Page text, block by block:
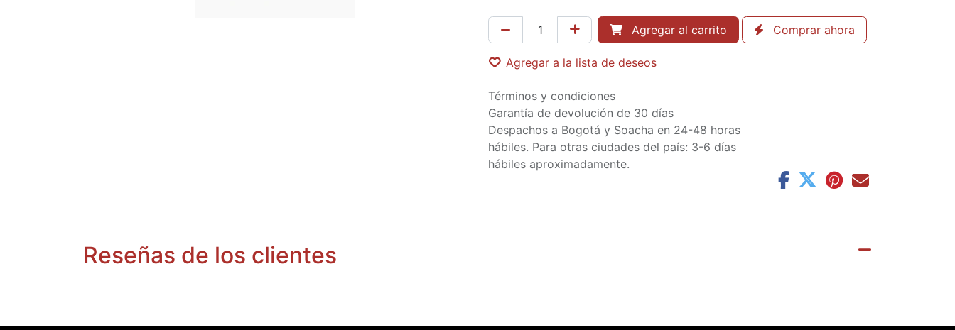
Agregar al carrito Comprar ahora
Agregar a la lista de deseos
Términos y condiciones
Garantía de devolución de 30 días
Despachos a Bogotá y Soacha en 24-48 horas
hábiles. Para otras ciudades del país: 3-6 días
hábiles aproximadamente.
Reseñas de los clientes